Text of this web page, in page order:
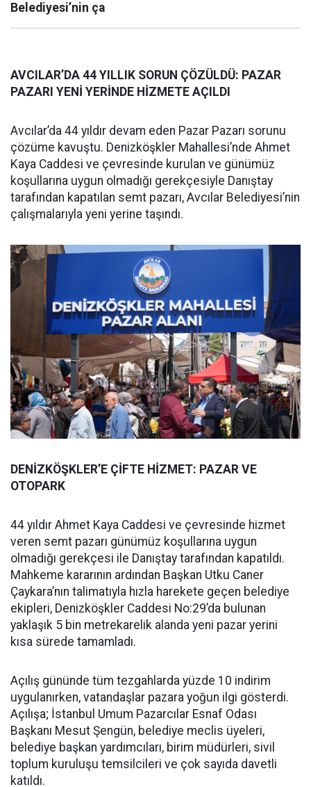
Belediyesi’nin ça
AVCILAR’DA 44 YILLIK SORUN ÇÖZÜLDÜ: PAZAR
PAZARI YENİ YERİNDE HİZMETE AÇILDI
Avcılar’da 44 yıldır devam eden Pazar Pazarı sorunu
çözüme kavuştu. Denizköşkler Mahallesi’nde Ahmet
Kaya Caddesi ve çevresinde kurulan ve günümüz
koşullarına uygun olmadığı gerekçesiyle Danıştay
tarafından kapatılan semt pazarı, Avcılar Belediyesi’nin
çalışmalarıyla yeni yerine taşındı.
DENİZKÖŞKLER’E ÇİFTE HİZMET: PAZAR VE
OTOPARK
44 yıldır Ahmet Kaya Caddesi ve çevresinde hizmet
veren semt pazarı günümüz koşullarına uygun
olmadığı gerekçesi ile Danıştay tarafından kapatıldı.
Mahkeme kararının ardından Başkan Utku Caner
Çaykara’nın talimatıyla hızla harekete geçen belediye
ekipleri, Denizköşkler Caddesi No:29’da bulunan
yaklaşık 5 bin metrekarelik alanda yeni pazar yerini
kısa sürede tamamladı.
Açılış gününde tüm tezgahlarda yüzde 10 indirim
uygulanırken, vatandaşlar pazara yoğun ilgi gösterdi.
Açılışa; İstanbul Umum Pazarcılar Esnaf Odası
Başkanı Mesut Şengün, belediye meclis üyeleri,
belediye başkan yardımcıları, birim müdürleri, sivil
toplum kuruluşu temsilcileri ve çok sayıda davetli
katıldı.